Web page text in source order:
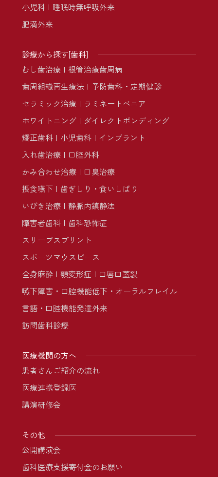
小児科
睡眠時無呼吸外来
肥満外来
診療から探す[歯科]
むし歯治療
根管治療歯周病
歯周組織再生療法
予防歯科・定期健診
セラミック治療
ラミネートべニア
ホワイトニング
ダイレクトボンディング
矯正歯科
小児歯科
インプラント
入れ歯治療
口腔外科
かみ合わせ治療
口臭治療
摂食嚥下
歯ぎしり・食いしばり
いびき治療
静脈内鎮静法
障害者歯科
歯科恐怖症
スリープスプリント
スポーツマウスピース
全身麻酔
顎変形症
口唇口蓋裂
嚥下障害・口腔機能低下・オーラルフレイル
言語・口腔機能発達外来
訪問歯科診療
医療機関の方へ
患者さんご紹介の流れ
医療連携登録医
講演研修会
その他
公開講演会
歯科医療支援寄付金のお願い